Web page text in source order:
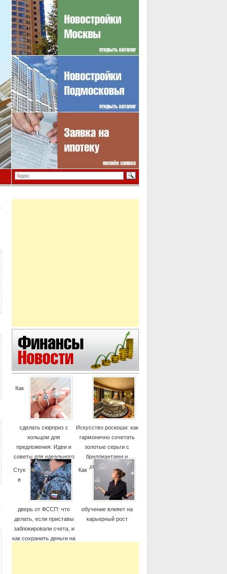
Как
сделать сюрприз с
кольцом для
предложения: Идеи и
советы для идеального
момента
Искусство роскоши: как
гармонично сочетать
золотые серьги с
бриллиантами и
дорогие часы
Стук
в
дверь от ФССП: что
делать, если приставы
заблокировали счета, и
как сохранить деньги на
Как
обучение влияет на
карьерный рост